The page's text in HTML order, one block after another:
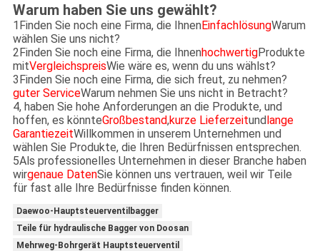
Warum haben Sie uns gewählt?
1Finden Sie noch eine Firma, die IhnenEinfachlösungWarum
wählen Sie uns nicht?
2Finden Sie noch eine Firma, die IhnenhochwertigProdukte
mitVergleichspreisWie wäre es, wenn du uns wählst?
3Finden Sie noch eine Firma, die sich freut, zu nehmen?
guter ServiceWarum nehmen Sie uns nicht in Betracht?
4, haben Sie hohe Anforderungen an die Produkte, und
hoffen, es könnteGroßbestand,kurze Lieferzeitundlange
GarantiezeitWillkommen in unserem Unternehmen und
wählen Sie Produkte, die Ihren Bedürfnissen entsprechen.
5Als professionelles Unternehmen in dieser Branche haben
wirgenaue DatenSie können uns vertrauen, weil wir Teile
für fast alle Ihre Bedürfnisse finden können.
Daewoo-Hauptsteuerventilbagger
Teile für hydraulische Bagger von Doosan
Mehrweg-Bohrgerät Hauptsteuerventil